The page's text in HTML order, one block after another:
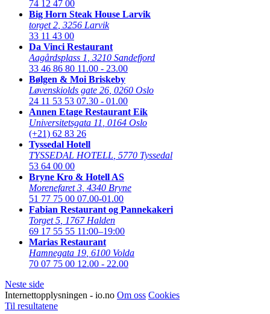
74 12 47 00
Big Horn Steak House Larvik
torget 2 3256 Larvik
33 11 43 00
Da Vinci Restaurant
Aagårdsplass 1 3210 Sandefjord
33 46 86 80 11.00 - 23.00
Bølgen & Moi Briskeby
Løvenskiolds gate 26 0260 Oslo
24 11 53 53 07.30 - 01.00
Annen Etage Restaurant Eik
Universitetsgata 11 0164 Oslo
(+21) 62 83 26
Tyssedal Hotell
TYSSEDAL HOTELL 5770 Tyssedal
53 64 00 00
Bryne Kro & Hotell AS
Morenefaret 3 4340 Bryne
51 77 75 00 07.00-01.00
Fabian Restaurant og Pannekakeri
Torget 5 1767 Halden
69 17 55 55 11:00–19:00
Marias Restaurant
Hamnegata 19 6100 Volda
70 07 75 00 12.00 - 22.00
Neste side
Internettopplysningen - io.no Om oss Cookies
Til resultatene